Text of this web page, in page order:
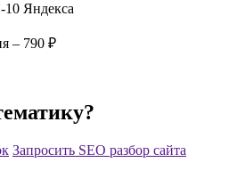
Яндекса
– 790 ₽
Запросить SEO разбор сайта